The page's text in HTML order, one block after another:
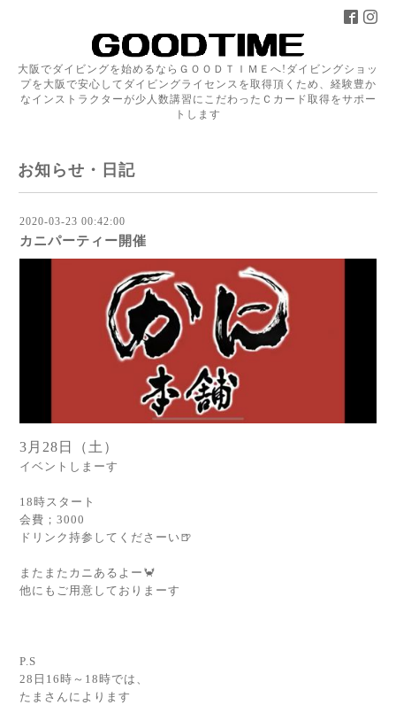
大阪でダイビングを始めるならＧＯＯＤＴＩＭＥへ!ダイビングショッ
プを大阪で安心してダイビングライセンスを取得頂くため、経験豊か
なインストラクターが少人数講習にこだわったＣカード取得をサポー
トします
お知らせ・日記
2020-03-23 00:42:00
カニパーティー開催
3月28日（土）
イベントしまーす
18時スタート
会費；3000
ドリンク持参してくださーい🍺
またまたカニあるよー🦀
他にもご用意しておりまーす
P.S
28日16時～18時では、
たまさんによります